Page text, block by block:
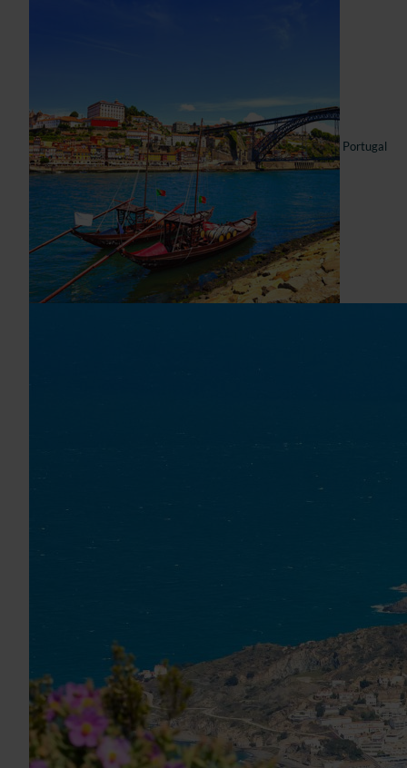
Portugal